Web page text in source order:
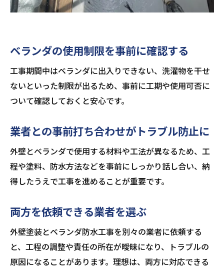
ベランダの使用制限を事前に確認する
工事期間中はベランダに出入りできない、洗濯物を干せ
ないといった制限が出るため、事前に工期や使用可否に
ついて確認しておくと安心です。
業者との事前打ち合わせがトラブル防止に
外壁とベランダで使用する材料や工法が異なるため、工
程や塗料、防水方法などを事前にしっかり話し合い、納
得したうえで工事を進めることが重要です。
両方を依頼できる業者を選ぶ
外壁塗装とベランダ防水工事を別々の業者に依頼する
と、工程の調整や責任の所在が曖昧になり、トラブルの
原因になることがあります。理想は、両方に対応できる